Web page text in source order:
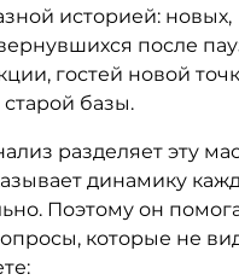
историей: новых,
после
гостей новой
базы.
разделяет эту
динамику
Поэтому он
которые не